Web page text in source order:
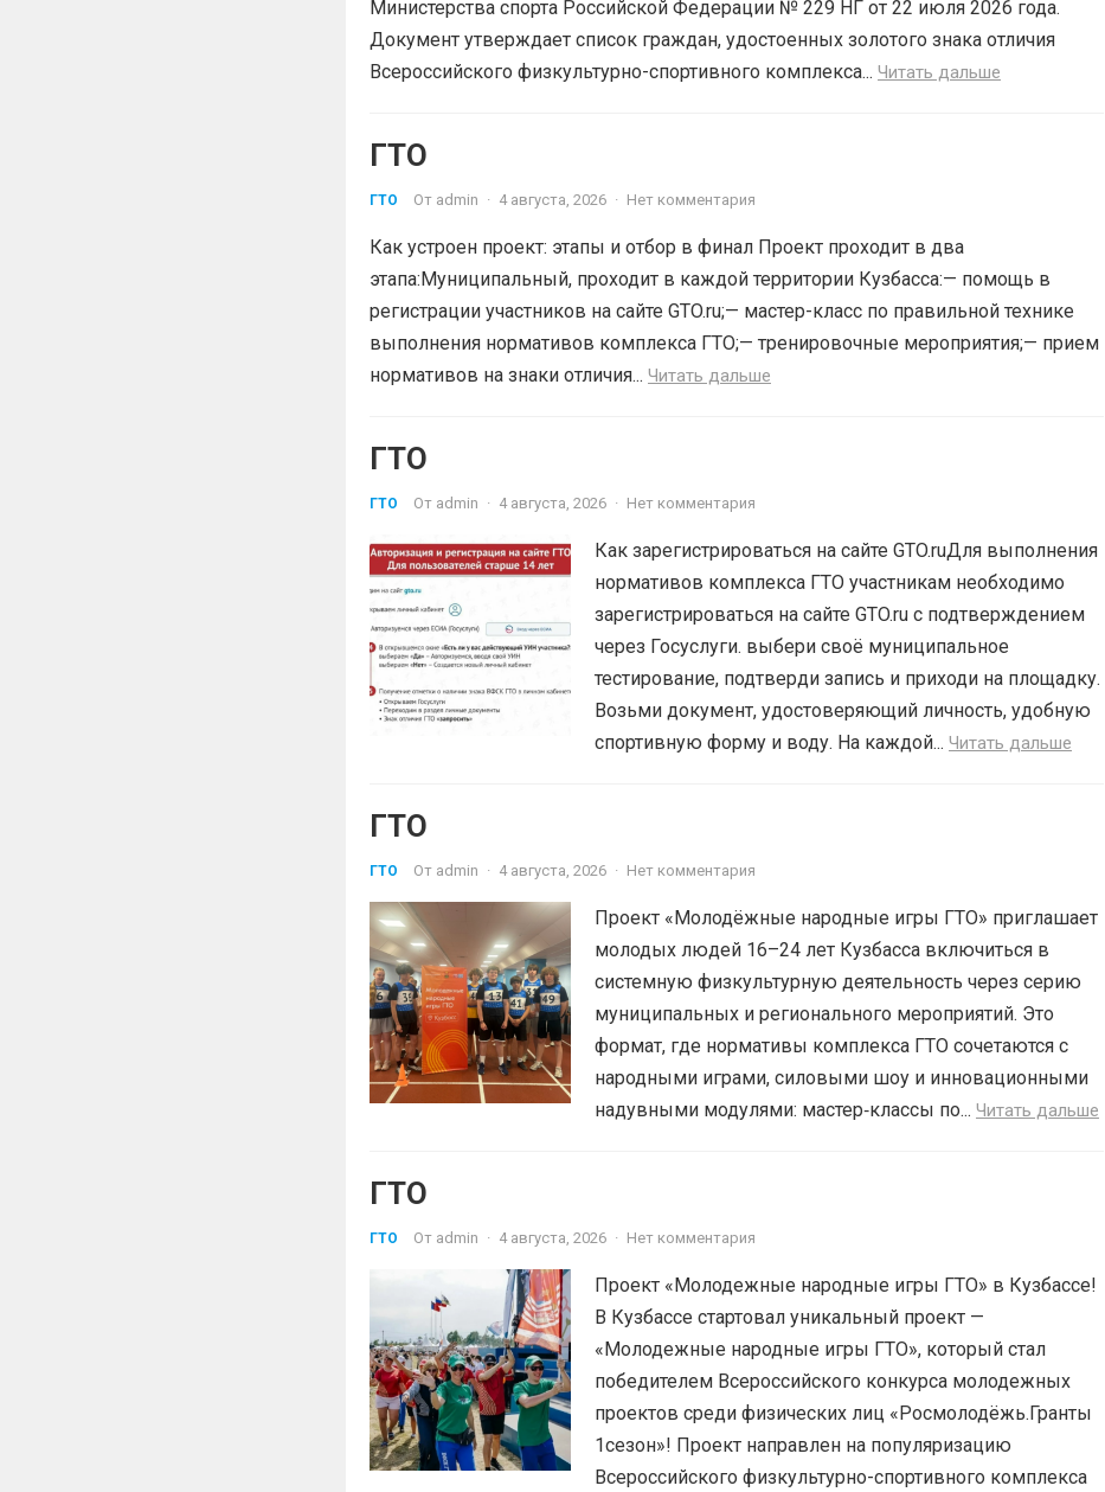
Министерства спорта Российской Федерации № 229 НГ от 22 июля 2026 года.
Документ утверждает список граждан, удостоенных золотого знака отличия
Всероссийского физкультурно-спортивного комплекса... Читать дальше
ГТО
ГТО От admin · 4 августа, 2026 · Нет комментария
Как устроен проект: этапы и отбор в финал Проект проходит в два
этапа:Муниципальный, проходит в каждой территории Кузбасса:— помощь в
регистрации участников на сайте GTO.ru;— мастер-класс по правильной технике
выполнения нормативов комплекса ГТО;— тренировочные мероприятия;— прием
нормативов на знаки отличия... Читать дальше
ГТО
ГТО От admin · 4 августа, 2026 · Нет комментария
Как зарегистрироваться на сайте GTO.ruДля выполнения
нормативов комплекса ГТО участникам необходимо
зарегистрироваться на сайте GTO.ru с подтверждением
через Госуслуги. выбери своё муниципальное
тестирование, подтверди запись и приходи на площадку.
Возьми документ, удостоверяющий личность, удобную
спортивную форму и воду. На каждой... Читать дальше
ГТО
ГТО От admin · 4 августа, 2026 · Нет комментария
Проект «Молодёжные народные игры ГТО» приглашает
молодых людей 16–24 лет Кузбасса включиться в
системную физкультурную деятельность через серию
муниципальных и регионального мероприятий. Это
формат, где нормативы комплекса ГТО сочетаются с
народными играми, силовыми шоу и инновационными
надувными модулями: мастер‑классы по... Читать дальше
ГТО
ГТО От admin · 4 августа, 2026 · Нет комментария
Проект «Молодежные народные игры ГТО» в Кузбассе!
В Кузбассе стартовал уникальный проект —
«Молодежные народные игры ГТО», который стал
победителем Всероссийского конкурса молодежных
проектов среди физических лиц «Росмолодёжь.Гранты
1сезон»! Проект направлен на популяризацию
Всероссийского физкультурно-спортивного комплекса